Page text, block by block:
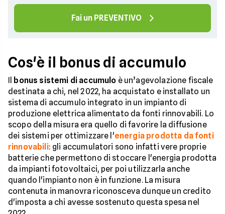
Fai un PREVENTIVO
Cos'è il bonus di accumulo
bonus sistemi di accumulo è un’agevolazione fiscale
destinata a chi, nel 2022, ha acquistato e installato un
sistema di accumulo integrato in un impianto di
produzione elettrica alimentato da fonti rinnovabili. Lo
scopo della misura era quello di favorire la diffusione
dei sistemi per ottimizzare l'energia prodotta da fonti
rinnovabili: gli accumulatori sono infatti vere proprie
batterie che permettono di stoccare l'energia prodotta
da impianti fotovoltaici, per poi utilizzarla anche
quando l'impianto non è in funzione. La misura
contenuta in manovra riconosceva dunque un credito
d'imposta a chi avesse sostenuto questa spesa nel